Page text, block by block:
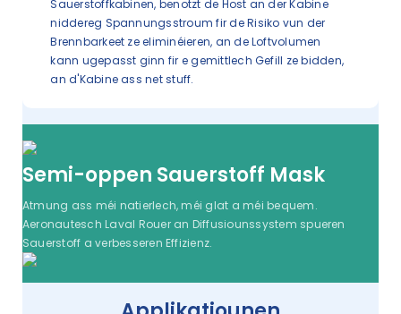
Sauerstoffkabinen, benotzt de Host an der Kabine
niddereg Spannungsstroum fir de Risiko vun der
Brennbarkeet ze eliminéieren, an de Loftvolumen
kann ugepasst ginn fir e gemittlech Gefill ze bidden,
an d'Kabine ass net stuff.
Semi-oppen Sauerstoff Mask
Atmung ass méi natierlech, méi glat a méi bequem.
Aeronautesch Laval Rouer an Diffusiounssystem spueren
Sauerstoff a verbesseren Effizienz.